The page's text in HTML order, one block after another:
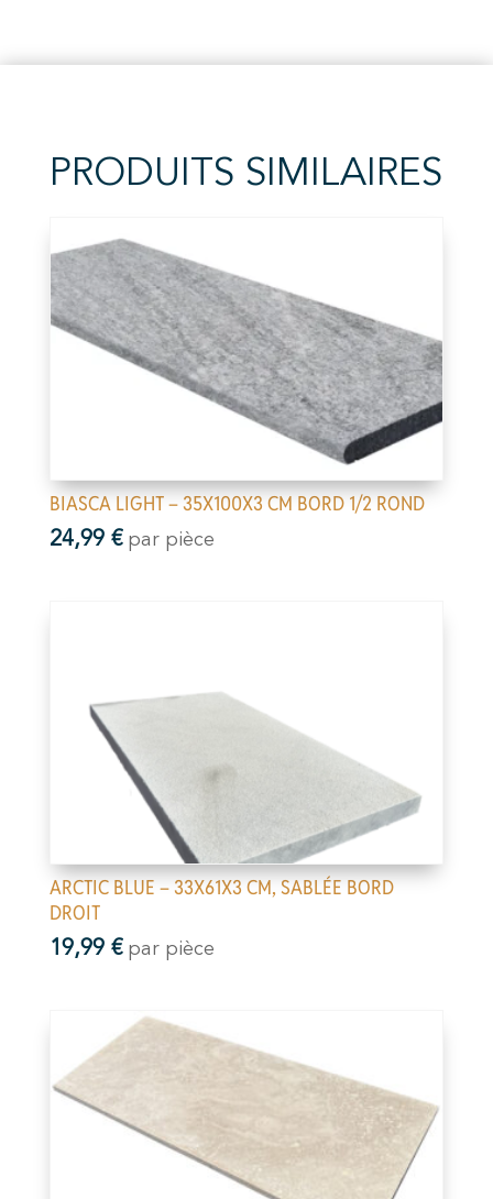
PRODUITS SIMILAIRES
BIASCA LIGHT – 35X100X3 CM BORD 1/2 ROND
24,99 € par pièce
ARCTIC BLUE – 33X61X3 CM, SABLÉE BORD
DROIT
19,99 € par pièce